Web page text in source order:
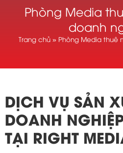
Phòng Media
doanh
Trang chủ » Phòng Media thuê
DỊCH VỤ SẢN
DOANH
TẠI RIGHT